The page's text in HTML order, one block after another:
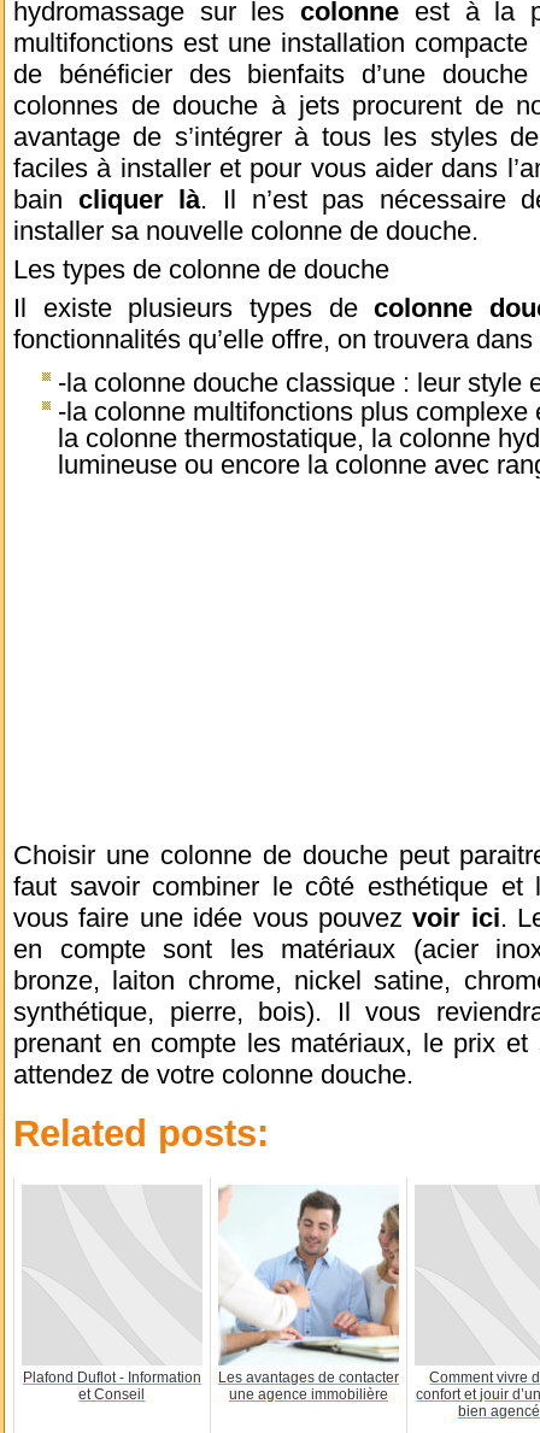
hydromassage sur lescolonne est à la
multifonctions est une installation
de bénéficier des bienfaits d’une
colonnes de douche à jets procurent de
avantage de s’intégrer à tous les styles
faciles à installer et pour vous aider dans
bain cliquer là. Il n’est pas nécessaire
installer sa nouvelle colonne de douche.
Les types de colonne de douche
Il existe plusieurs types decolonne
fonctionnalités qu’elle offre, on trouvera
-la colonne douche classique : leur style
-la colonne multifonctions plus
la colonne thermostatique, la colonne
lumineuse ou encore la colonne avec
Choisir une colonne de douche peut
faut savoir combiner le côté esthétique et
vous faire une idée vous pouvezvoir ici.
en compte sont les matériaux (acier
bronze, laiton chrome, nickel satine,
synthétique, pierre, bois). Il vous
prenant en compte les matériaux, le prix
attendez de votre colonne douche.
Related posts:
Plafond Duflot - Information
et Conseil
Les avantages de contacter
une agence immobilière
Comment vivre
confort et jouir
bien